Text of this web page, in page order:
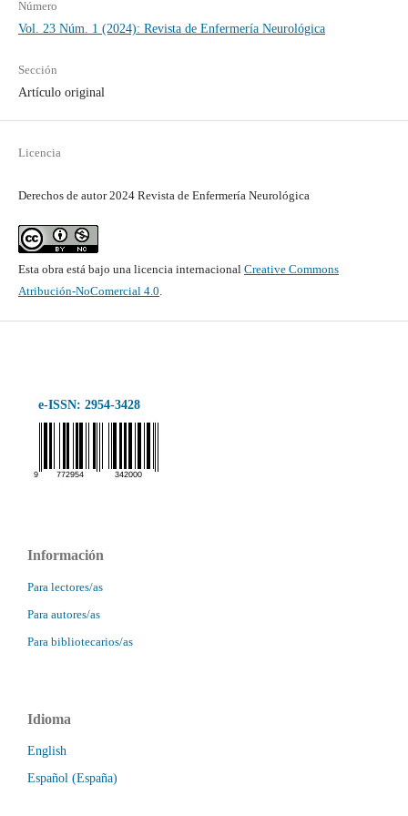
Número
Vol. 23 Núm. 1 (2024): Revista de Enfermería Neurológica
Sección
Artículo original
Licencia
Derechos de autor 2024 Revista de Enfermería Neurológica
Esta obra está bajo una licencia internacional Creative Commons
Atribución-NoComercial 4.0.
e-ISSN: 2954-3428
Información
Para lectores/as
Para autores/as
Para bibliotecarios/as
Idioma
English
Español (España)